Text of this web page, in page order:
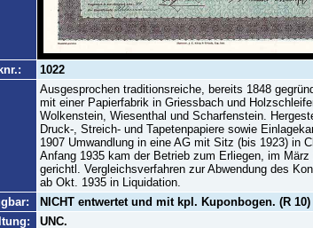
1022
Ausgesprochen traditionsreiche, bereits 1848
mit einer Papierfabrik in Griessbach und
Wolkenstein, Wiesenthal und Scharfenstein.
Druck-, Streich- und Tapetenpapiere sowie
1907 Umwandlung in eine AG mit Sitz (bis 1923) in
Anfang 1935 kam der Betrieb zum Erliegen, im März
gerichtl. Vergleichsverfahren zur Abwendung des
ab Okt. 1935 in Liquidation.
NICHT entwertet und mit kpl. Kuponbogen. (R 10)
UNC.